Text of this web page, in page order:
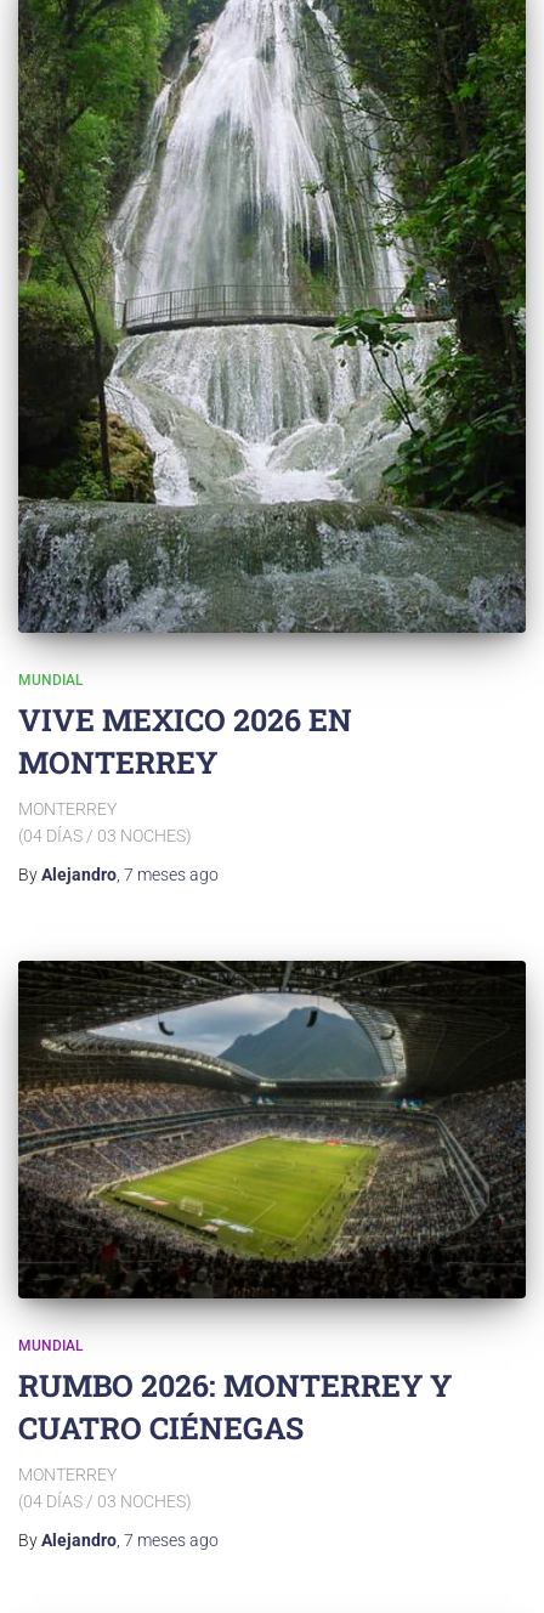
MUNDIAL
VIVE MEXICO 2026 EN
MONTERREY
MONTERREY
(04 DÍAS / 03 NOCHES)
ByAlejandro 7 mesesago
MUNDIAL
RUMBO 2026: MONTERREY Y
CUATRO CIÉNEGAS
MONTERREY
(04 DÍAS / 03 NOCHES)
ByAlejandro, 7 mesesago